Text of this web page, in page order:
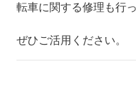
転車に関する修理も行
ぜひご活用ください。